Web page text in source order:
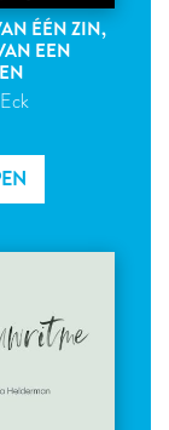
ÉÉN ZIN,
EEN